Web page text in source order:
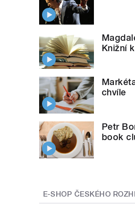
Knižní
chvíle
Petr
book
E-SHOP ČESKÉHO